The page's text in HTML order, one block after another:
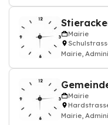
Mairie
Mairie,
Mairie
Mairie,